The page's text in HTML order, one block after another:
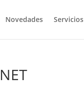
Novedades Servicios